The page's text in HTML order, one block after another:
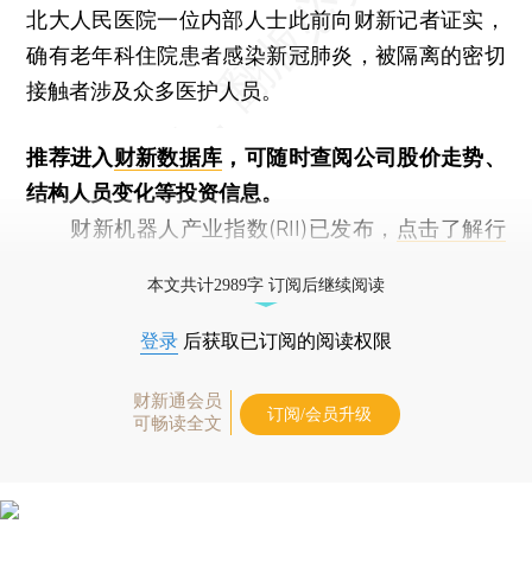
北大人民医院一位内部人士此前向财新记者证实，
确有老年科住院患者感染新冠肺炎，被隔离的密切
接触者涉及众多医护人员。
推荐进入财新数据库 ，可随时查阅公司股价走势、
结构人员变化等投资信息。
财新机器人产业指数(RII)已发布， 点击了解行
本文共计2989字 订阅后继续阅读
登录 后获取已订阅的阅读权限
财新通会员
可畅读全文
订阅/会员升级